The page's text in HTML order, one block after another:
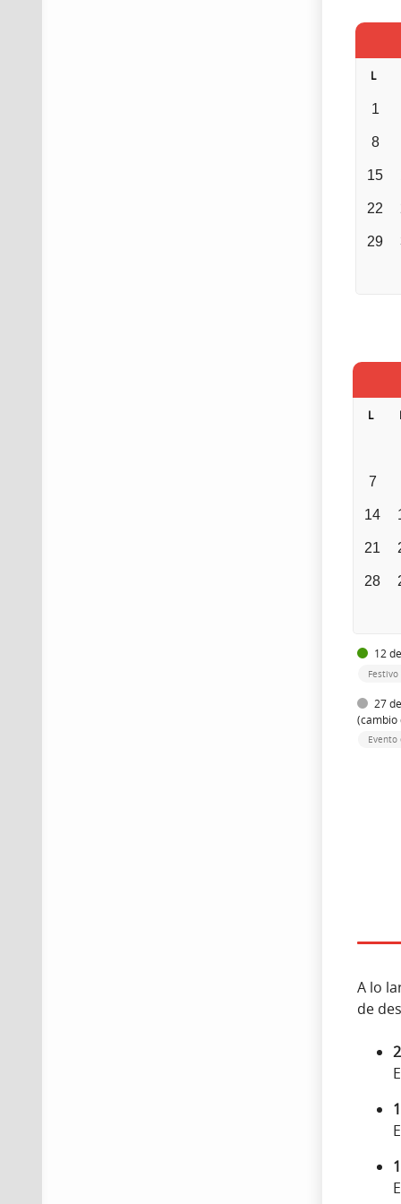
L
1
8
15
22
29
L
7
14
21
28
12
27
(cambio
Evento
A lo
de